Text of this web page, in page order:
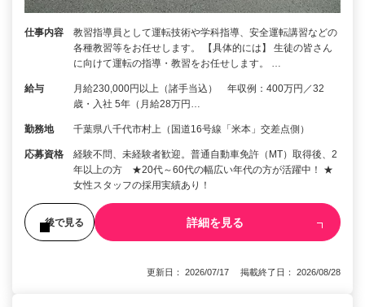
仕事内容
教習指導員として運転技術や学科指導、安全運転講習などの
各種教習等をお任せします。 【具体的には】 生徒の皆さん
に向けて運転の指導・教習をお任せします。 …
給与
月給230,000円以上（諸手当込） 年収例：400万円／32
歳・入社 5年（月給28万円…
勤務地 千葉県八千代市村上（国道16号線「米本」交差点側）
応募資格
経験不問、未経験者歓迎。普通自動車免許（MT）取得後、2
年以上の方 ★20代～60代の幅広い年代の方が活躍中！ ★
女性スタッフの採用実績あり！
後で見る 詳細を見る
更新日： 2026/07/17 掲載終了日： 2026/08/28